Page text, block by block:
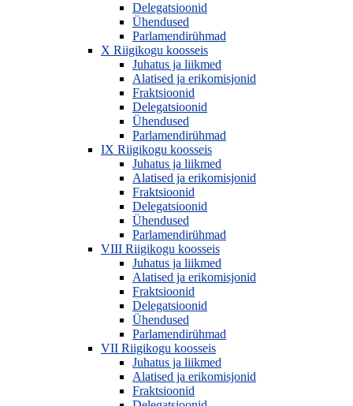
Delegatsioonid
Ühendused
Parlamendirühmad
X Riigikogu koosseis
Juhatus ja liikmed
Alatised ja erikomisjonid
Fraktsioonid
Delegatsioonid
Ühendused
Parlamendirühmad
IX Riigikogu koosseis
Juhatus ja liikmed
Alatised ja erikomisjonid
Fraktsioonid
Delegatsioonid
Ühendused
Parlamendirühmad
VIII Riigikogu koosseis
Juhatus ja liikmed
Alatised ja erikomisjonid
Fraktsioonid
Delegatsioonid
Ühendused
Parlamendirühmad
VII Riigikogu koosseis
Juhatus ja liikmed
Alatised ja erikomisjonid
Fraktsioonid